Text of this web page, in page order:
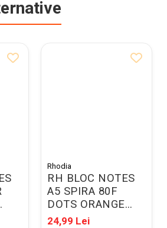
Rhodia
RH BLOC NOTES
A5 SPIRA 80F
DOTS ORANGE
RHODIA 16503C
24,99 Lei